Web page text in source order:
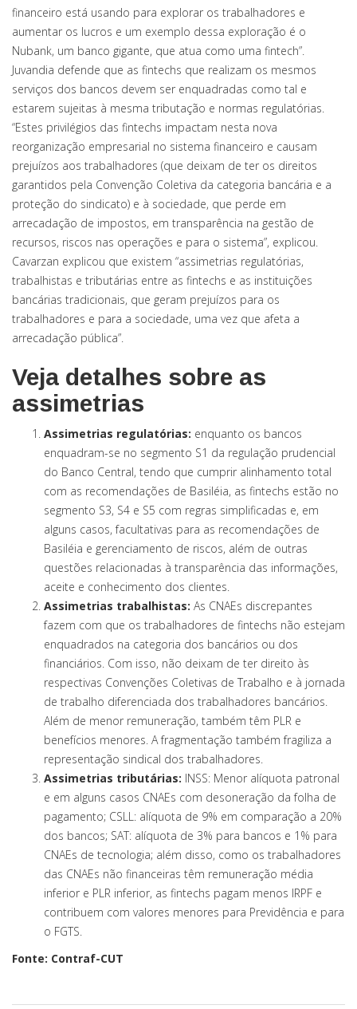
financeiro está usando para explorar os trabalhadores e
aumentar os lucros e um exemplo dessa exploração é o
Nubank, um banco gigante, que atua como uma fintech”.
Juvandia defende que as fintechs que realizam os mesmos
serviços dos bancos devem ser enquadradas como tal e
estarem sujeitas à mesma tributação e normas regulatórias.
“Estes privilégios das fintechs impactam nesta nova
reorganização empresarial no sistema financeiro e causam
prejuízos aos trabalhadores (que deixam de ter os direitos
garantidos pela Convenção Coletiva da categoria bancária e a
proteção do sindicato) e à sociedade, que perde em
arrecadação de impostos, em transparência na gestão de
recursos, riscos nas operações e para o sistema”, explicou.
Cavarzan explicou que existem “assimetrias regulatórias,
trabalhistas e tributárias entre as fintechs e as instituições
bancárias tradicionais, que geram prejuízos para os
trabalhadores e para a sociedade, uma vez que afeta a
arrecadação pública”.
Veja detalhes sobre as
assimetrias
Assimetrias regulatórias: enquanto os bancos
enquadram-se no segmento S1 da regulação prudencial
do Banco Central, tendo que cumprir alinhamento total
com as recomendações de Basiléia, as fintechs estão no
segmento S3, S4 e S5 com regras simplificadas e, em
alguns casos, facultativas para as recomendações de
Basiléia e gerenciamento de riscos, além de outras
questões relacionadas à transparência das informações,
aceite e conhecimento dos clientes.
Assimetrias trabalhistas: As CNAEs discrepantes
fazem com que os trabalhadores de fintechs não estejam
enquadrados na categoria dos bancários ou dos
financiários. Com isso, não deixam de ter direito às
respectivas Convenções Coletivas de Trabalho e à jornada
de trabalho diferenciada dos trabalhadores bancários.
Além de menor remuneração, também têm PLR e
benefícios menores. A fragmentação também fragiliza a
representação sindical dos trabalhadores.
Assimetrias tributárias: INSS: Menor alíquota patronal
e em alguns casos CNAEs com desoneração da folha de
pagamento; CSLL: alíquota de 9% em comparação a 20%
dos bancos; SAT: alíquota de 3% para bancos e 1% para
CNAEs de tecnologia; além disso, como os trabalhadores
das CNAEs não financeiras têm remuneração média
inferior e PLR inferior, as fintechs pagam menos IRPF e
contribuem com valores menores para Previdência e para
o FGTS.
Fonte: Contraf-CUT